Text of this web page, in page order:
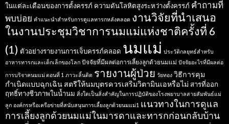
ในแต่ละเดือนของการตั้งครรภ์ ความดันโลหิตสูงระหว่างตั้งครรภ์ คำถามที่
พบบ่อย คำแนะนำสำหรับการดูแลทารกหลังคลอด งานวิจัยที่นำเสนอ
ในงานประชุมวิชาการนมแม่แห่งชาติครั้งที่ 6
(1) ตัวอย่างรายงานการเจ็บครรภ์คลอด นมแม่ ประวัติกลยุทธ์สำหรับ
อาหารทารกและเด็กเล็กของโลก ปัจจัยที่มีผลต่อการเลี้ยงลูกด้วยนมแม่ ปัจจัยอะไรที่มีผลต่อ
การบริจาคนมแม่ ตอนที่ 1 ภาวะลิ้นติด รายงานผู้ป่วย วัยทอง วิธีการคุม
กำเนิดแบบฉุกเฉิน สตรีให้นมบุตรควรเสริมวิตามินเอหรือไม่ สารที่ออก
ฤทธิ์ทางชีวภาพในน้ำนม สิ่งใดเป็นสิ่งสำคัญในการปฏิบัติของโรงพยาบาลสายสัมพันธ์แม่
ลูก องค์กรหรือเครือข่ายที่สนับสนุนการเลี้ยงลูกด้วยนมแม่1 แนวทางในการดูแล
การเลี้ยงลูกด้วยนมแม่ในมารดาและทารกก่อนกลับบ้าน